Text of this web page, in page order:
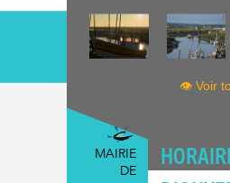
👁 Voir
MAIRIE
DE